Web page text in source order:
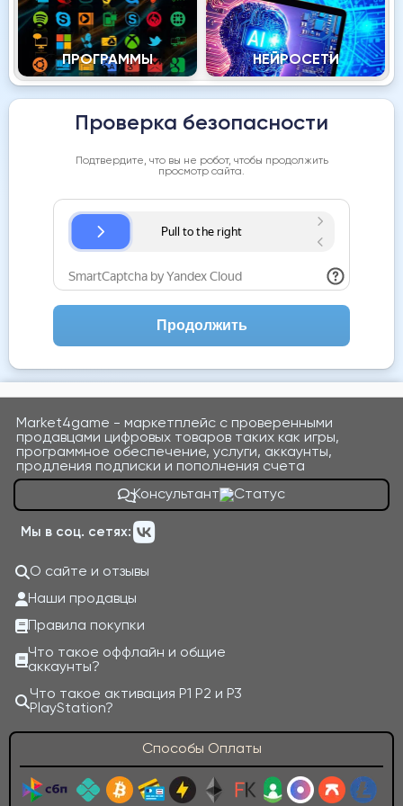
ПРОГРАММЫ НЕЙРОСЕТИ
Проверка безопасности
Подтвердите, что вы не робот, чтобы продолжить
просмотр сайта.
Продолжить
Market4game - маркетплейс с проверенными
продавцами цифровых товаров таких как игры,
программное обеспечение, услуги, аккаунты,
продления подписки и пополнения счета
Консультант
Мы в соц. сетях:
О сайте и отзывы
Наши продавцы
Правила покупки
Что такое оффлайн и общие
аккаунты?
Что такое активация P1 P2 и P3
PlayStation?
Способы Оплаты